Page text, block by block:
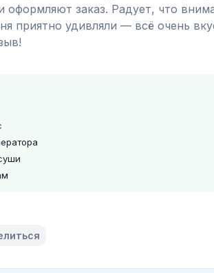
заказ. Радует, что
приятно удивляли — всё очень